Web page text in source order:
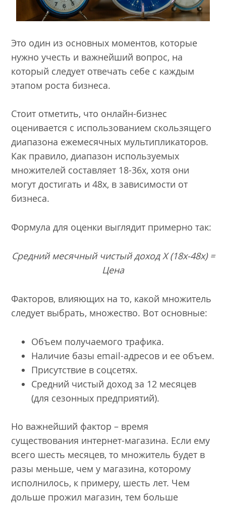
Это один из основных моментов, которые
нужно учесть и важнейший вопрос, на
который следует отвечать себе с каждым
этапом роста бизнеса.
Стоит отметить, что онлайн-бизнес
оценивается с использованием скользящего
диапазона ежемесячных мультипликаторов.
Как правило, диапазон используемых
множителей составляет 18-36x, хотя они
могут достигать и 48x, в зависимости от
бизнеса.
Формула для оценки выглядит примерно так:
Средний месячный чистый доход Х (18x-48x) =
Цена
Факторов, влияющих на то, какой множитель
следует выбрать, множество. Вот основные:
Объем получаемого трафика.
Наличие базы email-адресов и ее объем.
Присутствие в соцсетях.
Средний чистый доход за 12 месяцев
(для сезонных предприятий).
Но важнейший фактор – время
существования интернет-магазина. Если ему
всего шесть месяцев, то множитель будет в
разы меньше, чем у магазина, которому
исполнилось, к примеру, шесть лет. Чем
дольше прожил магазин, тем больше